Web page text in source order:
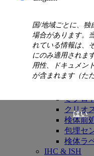
国/地域ごとに、独
場合があります。
れている情報は、
にのみ適用されま
用性、ドキュメン
が含まれます（た
はい
MENU
製品
Back
検体前処理
Back
ティシ
自動染
ミクロ
クリオ
検体前
包埋セ
検体ラ
IHC & ISH